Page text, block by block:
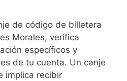
de código de billetera
Morales, verifica
específicos y
de tu cuenta. Un canje
implica recibir